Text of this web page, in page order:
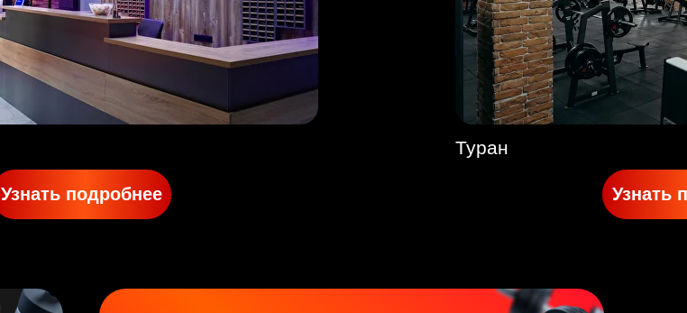
ЕДИНАЯ КАРТА
НА 12 ФИЛИАЛОВ
Приобрести всего за 13 333 тг
Узнать подробнее Узнать
Туран